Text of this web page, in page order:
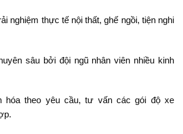
nghiệm thực tế nội thất, ghế ngồi, tiện nghi
sâu bởi đội ngũ nhân viên nhiều kinh
hóa theo yêu cầu, tư vấn các gói độ xe